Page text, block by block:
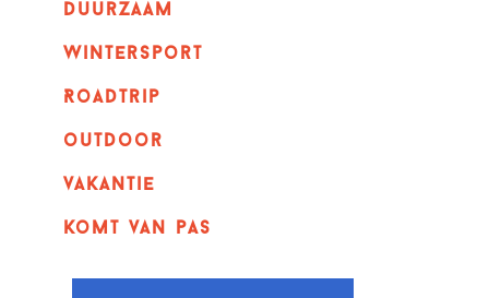
Duurzaam
wintersport
Roadtrip
outdoor
vakantie
komt van pas